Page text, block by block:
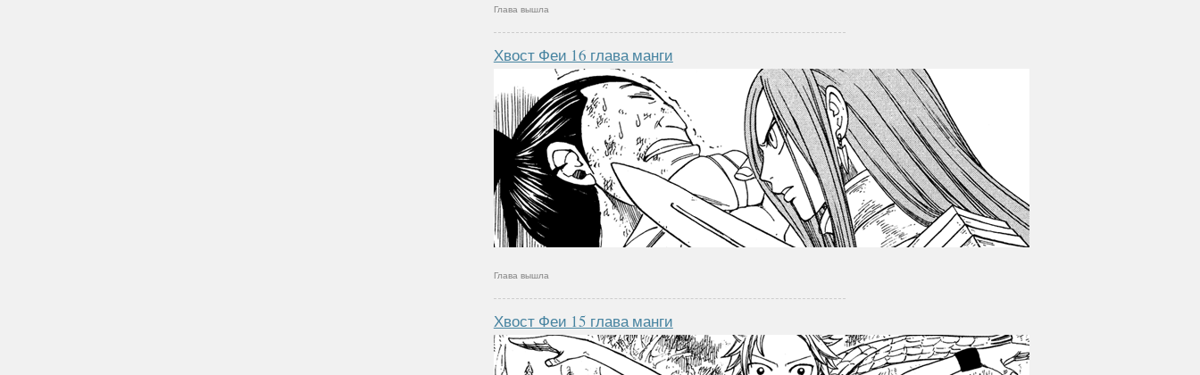
Глава вышла
Хвост Феи 16 глава манги
Глава вышла
Хвост Феи 15 глава манги